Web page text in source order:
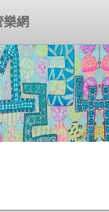
樂網